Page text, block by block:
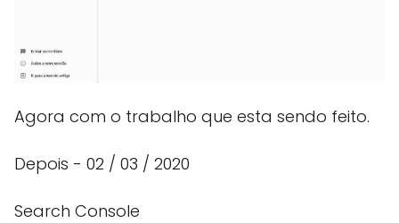
Agora com o trabalho que esta sendo feito.
Depois - 02 / 03 / 2020
Search Console